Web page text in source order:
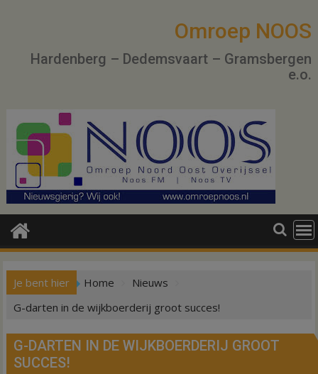
Omroep NOOS
Hardenberg – Dedemsvaart – Gramsbergen
e.o.
Je bent hier Home
Nieuws
G-darten in de wijkboerderij groot succes!
G-DARTEN IN DE WIJKBOERDERIJ GROOT
SUCCES!